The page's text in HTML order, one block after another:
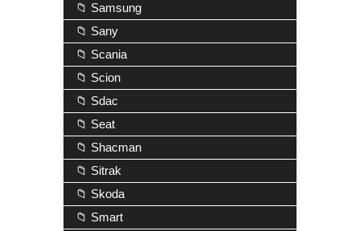
📁 Samsung
📁 Sany
📁 Scania
📁 Scion
📁 Sdac
📁 Seat
📁 Shacman
📁 Sitrak
📁 Skoda
📁 Smart